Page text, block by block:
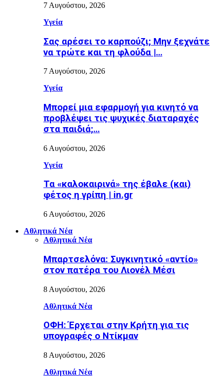
7 Αυγούστου, 2026
Υγεία
Σας αρέσει το καρπούζι; Μην ξεχνάτε
να τρώτε και τη φλούδα |…
7 Αυγούστου, 2026
Υγεία
Μπορεί μια εφαρμογή για κινητό να
προβλέψει τις ψυχικές διαταραχές
στα παιδιά;…
6 Αυγούστου, 2026
Υγεία
Τα «καλοκαιρινά» της έβαλε (και)
φέτος η γρίπη | in.gr
6 Αυγούστου, 2026
Αθλητικά Νέα
Αθλητικά Νέα
Μπαρτσελόνα: Συγκινητικό «αντίο»
στον πατέρα του Λιονέλ Μέσι
8 Αυγούστου, 2026
Αθλητικά Νέα
ΟΦΗ: Έρχεται στην Κρήτη για τις
υπογραφές ο Ντίκμαν
8 Αυγούστου, 2026
Αθλητικά Νέα